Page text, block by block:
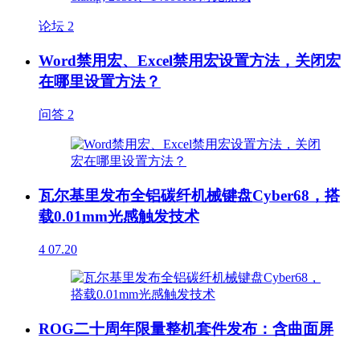
论坛 2
Word禁用宏、Excel禁用宏设置方法，关闭宏
在哪里设置方法？
问答 2
瓦尔基里发布全铝碳纤机械键盘Cyber68，搭
载0.01mm光感触发技术
4 07.20
ROG二十周年限量整机套件发布：含曲面屏